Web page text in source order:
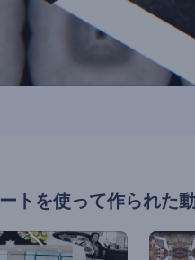
トを使って作られた